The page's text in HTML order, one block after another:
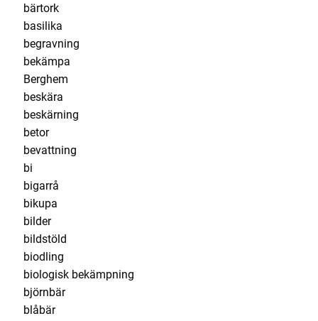
bärtork
basilika
begravning
bekämpa
Berghem
beskära
beskärning
betor
bevattning
bi
bigarrå
bikupa
bilder
bildstöld
biodling
biologisk bekämpning
björnbär
blåbär